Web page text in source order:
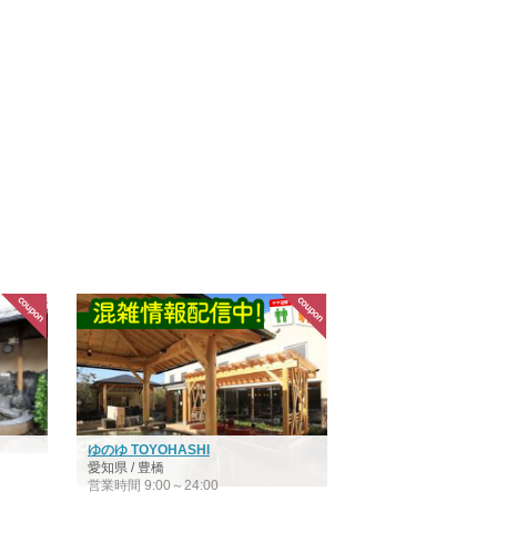
ゆのゆ TOYOHASHI
愛知県 / 豊橋
営業時間 9:00～24:00